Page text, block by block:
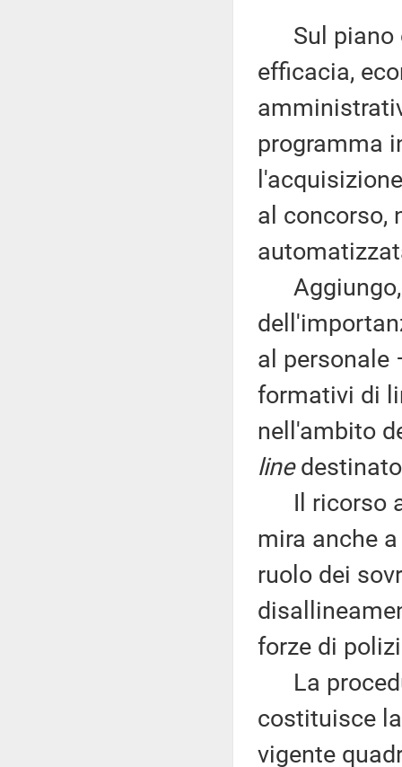
Sul piano
efficacia,
programma
al concorso,
Aggiungo,
al personale
formativi di
nell'ambito
line
Il ricorso
mira anche
ruolo dei
forze di
La
costituisce
vigente